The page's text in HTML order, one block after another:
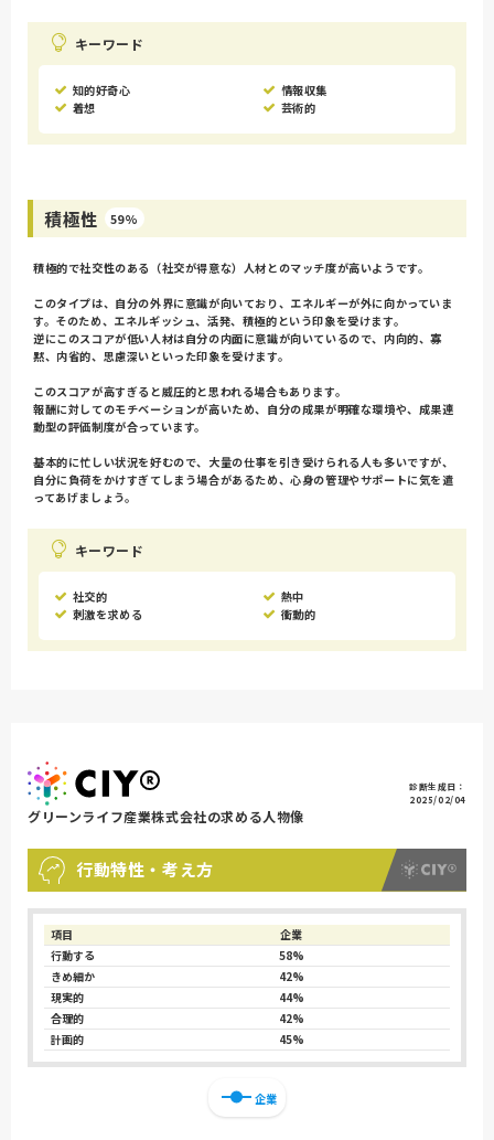
キーワード
知的好奇心
情報収集
着想
芸術的
積極性 59%
積極的で社交性のある（社交が得意な）人材とのマッチ度が高いようです。
このタイプは、自分の外界に意識が向いており、エネルギーが外に向かっていま
す。そのため、エネルギッシュ、活発、積極的という印象を受けます。
逆にこのスコアが低い人材は自分の内面に意識が向いているので、内向的、寡
黙、内省的、思慮深いといった印象を受けます。
このスコアが高すぎると威圧的と思われる場合もあります。
報酬に対してのモチベーションが高いため、自分の成果が明確な環境や、成果連
動型の評価制度が合っています。
基本的に忙しい状況を好むので、大量の仕事を引き受けられる人も多いですが、
自分に負荷をかけすぎてしまう場合があるため、心身の管理やサポートに気を遣
ってあげましょう。
キーワード
社交的
熱中
刺激を求める
衝動的
グリーンライフ産業株式会社の求める人物像
診断生成日：
2025/02/04
行動特性・考え方
項目
企業
行動する
58%
きめ細か
42%
現実的
44%
合理的
42%
計画的
45%
企業